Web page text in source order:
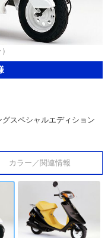
スペシャルエディション
カラー／関連情報